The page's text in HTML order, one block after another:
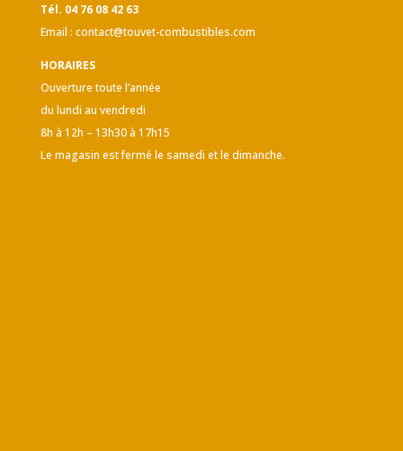
Tél. 04 76 08 42 63
Email : contact@touvet-combustibles.com
HORAIRES
Ouverture toute l’année
du lundi au vendredi
8h à 12h – 13h30 à 17h15
Le magasin est fermé le samedi et le dimanche.